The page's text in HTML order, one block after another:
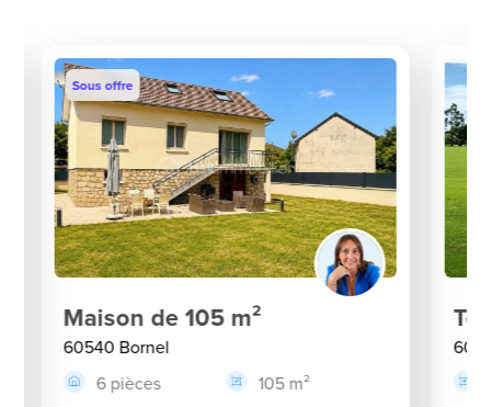
Sous offre
Maison de 105 m²
60540 Bornel
6 pièces
105 m²